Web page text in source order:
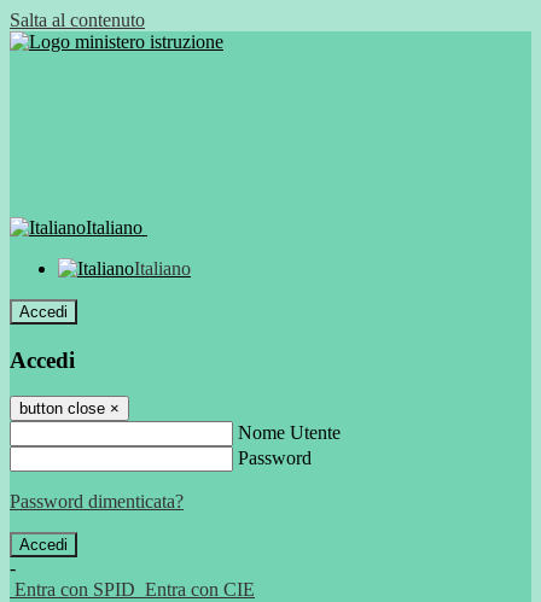
Salta al contenuto
Italiano
Italiano
Accedi
Accedi
button close ×
Nome Utente
Password
Password dimenticata?
-
Entra con SPID Entra con CIE